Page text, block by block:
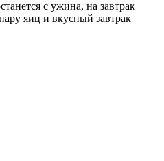
с ужина, на завтрак
яиц и вкусный завтрак